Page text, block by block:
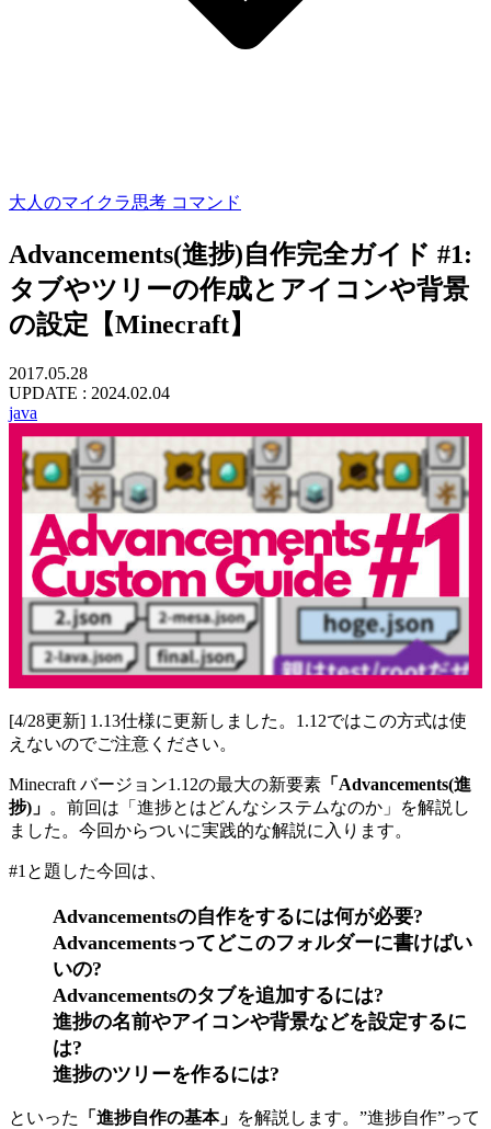
大人のマイクラ思考 コマンド
Advancements(進捗)自作完全ガイド #1:
タブやツリーの作成とアイコンや背景
の設定【Minecraft】
2017.05.28
UPDATE : 2024.02.04
java
[4/28更新] 1.13仕様に更新しました。1.12ではこの方式は使
えないのでご注意ください。
Minecraft バージョン1.12の最大の新要素 「Advancements(進
捗)」 。前回は「進捗とはどんなシステムなのか」を解説し
ました。今回からついに実践的な解説に入ります。
#1と題した今回は、
Advancementsの自作をするには何が必要?
Advancementsってどこのフォルダーに書けばい
いの?
Advancementsのタブを追加するには?
進捗の名前やアイコンや背景などを設定するに
は?
進捗のツリーを作るには?
といった 「進捗自作の基本」 を解説します。”進捗自作”って